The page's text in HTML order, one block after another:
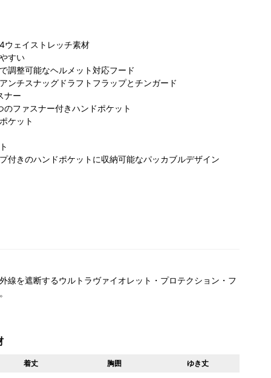
ェイストレッチ素材
すい
調整可能なヘルメット対応フード
ンチスナッグドラフトフラップとチンガード
ナー
ファスナー付きハンドポケット
ケット
付きのハンドポケットに収納可能なパッカブルデザイン
線を遮断するウルトラヴァイオレット・プロテクション・フ
着丈 胸囲
ゆき丈